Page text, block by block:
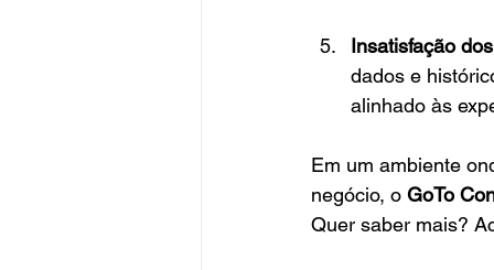
Insatisfação
dados e
alinhado às
Em um ambiente
negócio, o GoTo
Quer saber mais?